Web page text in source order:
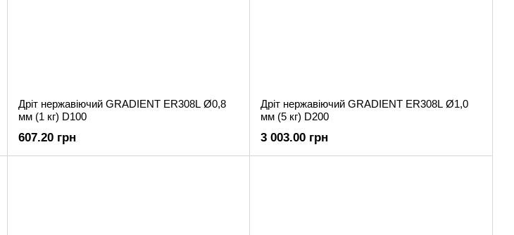
Дріт нержавіючий GRADIENT ER308L Ø0,8
мм (1 кг) D100
607.20 грн
Дріт нержавіючий GRADIENT ER308L Ø1,0
мм (5 кг) D200
3 003.00 грн